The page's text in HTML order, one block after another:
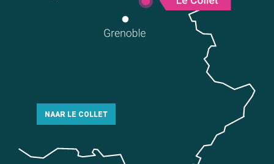
NAAR LE COLLET